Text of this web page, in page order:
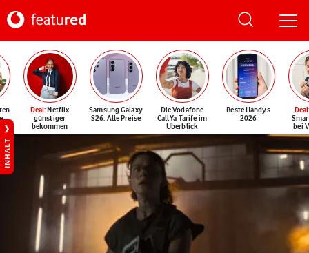
Deal: Netflix
günstiger
bekommen
Samsung Galaxy
S26: Alle Preise
Die Vodafone
CallYa-Tarife im
Überblick
Beste Handys
2026
Deal
bei
INHALT